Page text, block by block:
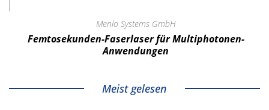
Menlo Systems GmbH
Femtosekunden-Faserlaser für Multiphotonen-
Anwendungen
Meist gelesen